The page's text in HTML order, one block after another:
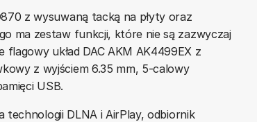
z wysuwaną tacką na płyty oraz
ma zestaw funkcji, które nie są zazwyczaj
układ DAC AKM AK4499EX z
z wyjściem 6.35 mm, 5-calowy
USB.
technologii DLNA i AirPlay, odbiornik